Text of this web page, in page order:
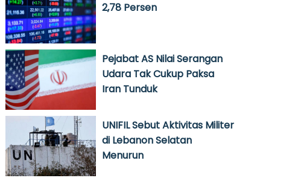
2,78 Persen
Pejabat AS Nilai Serangan
Udara Tak Cukup Paksa
Iran Tunduk
UNIFIL Sebut Aktivitas Militer
di Lebanon Selatan
Menurun